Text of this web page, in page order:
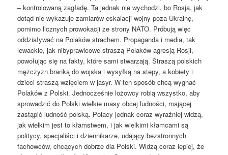
– kontrolowaną zagładę. Ta jednak nie wychodzi, bo Rosja, jak
dotąd nie wykazuje zamiarów eskalacji wojny poza Ukrainę,
pomimo licznych prowokacji ze strony NATO. Próbują więc
oddziaływać na Polaków strachem. Propaganda i media, tak
lewackie, jak nibyprawicowe straszą Polaków agresją Rosji,
powołując się na fakty, które sami stwarzają. Straszą polskich
mężczyzn branką do wojska i wysyłką na stepy, a kobiety i
dzieci straszą wzięciem w jasyr. W ten sposób chcą wygnać
Polaków z Polski. Jednocześnie lożowcy robią wszystko, aby
sprowadzić do Polski wielkie masy obcej ludności, mającej
zastąpić ludność polską. Polacy jednak coraz wyraźniej widzą,
jak wielkim jest to kłamstwem, i jak wielkimi kłamcami są
politycy, specjaliści i dziennikarze, udający bezstronnych
fachowców, chcących dobrze dla Polski. Widzą coraz lepiej, że